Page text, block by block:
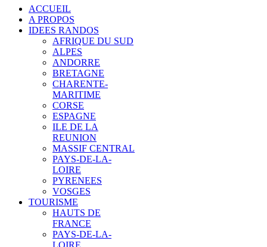
ACCUEIL
A PROPOS
IDEES RANDOS
AFRIQUE DU SUD
ALPES
ANDORRE
BRETAGNE
CHARENTE-
MARITIME
CORSE
ESPAGNE
ILE DE LA
REUNION
MASSIF CENTRAL
PAYS-DE-LA-
LOIRE
PYRENEES
VOSGES
TOURISME
HAUTS DE
FRANCE
PAYS-DE-LA-
LOIRE